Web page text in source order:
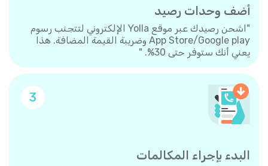
أضف وحدات رصيد
"اشحن رصيدك عبر موقع Yolla الإلكتروني لتتجنب رسوم
App Store/Google play وضريبة القيمة المضافة. هذا
يعني أنك ستوفر حتى 30%. "
3
البدء بإجراء المكالمات